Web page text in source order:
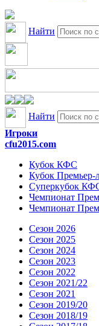
Найти
Найти
Игроки
cfu2015.com
Кубок КФС
Кубок
Суперкубок
Чемпионат
Чемпионат
Сезон 2026
Сезон 2025
Сезон 2024
Сезон 2023
Сезон 2022
Сезон 2021/22
Сезон 2021
Сезон 2019/20
Сезон 2018/19